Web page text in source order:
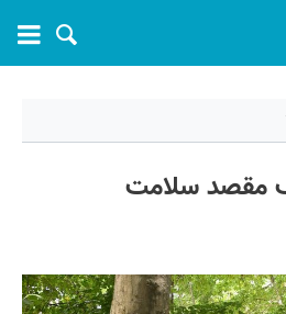
مقصد سلامت